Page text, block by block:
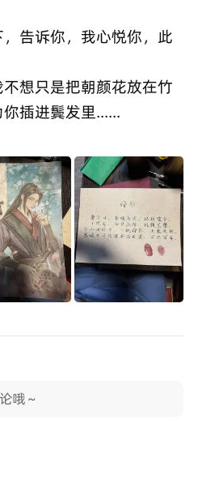
告诉你，我心悦你，此
想只是把朝颜花放在竹
插进鬓发里......
哦～